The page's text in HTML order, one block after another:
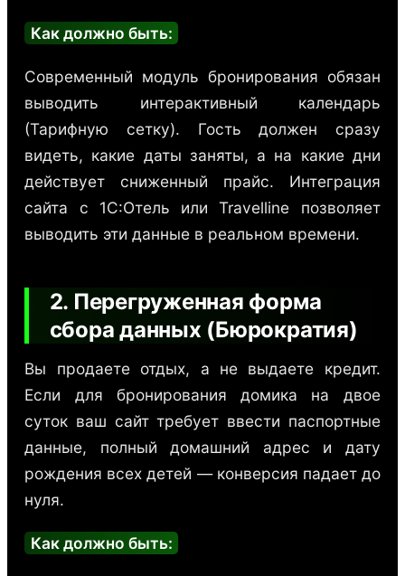
Как должно быть:
Современный модуль бронирования обязан
выводить интерактивный календарь
(Тарифную сетку). Гость должен сразу
видеть, какие даты заняты, а на какие дни
действует сниженный прайс. Интеграция
сайта с 1С:Отель или Travelline позволяет
выводить эти данные в реальном времени.
2. Перегруженная форма
сбора данных (Бюрократия)
Вы продаете отдых, а не выдаете кредит.
Если для бронирования домика на двое
суток ваш сайт требует ввести паспортные
данные, полный домашний адрес и дату
рождения всех детей — конверсия падает до
нуля.
Как должно быть: